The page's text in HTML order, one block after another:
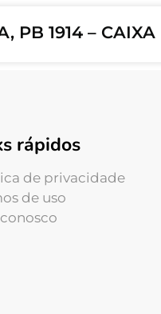
PB 1914 –
rápidos
de privacidade
de uso